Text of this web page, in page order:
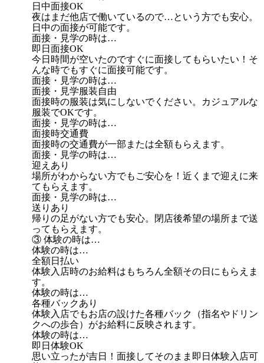
日中面接OK
夜はまだ他店で働いているので…という方でも安心。
日中の面接が可能です。
面接・見学の時は…
即日面接OK
今日時間が空いたのですぐに面接してもらいたい！そ
んな時でもすぐに面接可能です。
面接・見学の時は…
面接・見学服装自由
面接時の服装は気にしないでください。カジュアルな
服装でOKです。
面接・見学の時は…
面接時交通費
面接時の交通費が一部または全額もらえます。
面接・見学の時は…
迎えあり
場所がわからない方でもご安心を！近くまで迎えに来
てもらえます。
面接・見学の時は…
送りあり
帰りの足がない方でも安心。閉店後希望の場所まで送
ってもらえます。
③ 体験の時は…
体験の時は…
全額日払い
体験入店時のお給料はもちろん全額その日にもらえま
す。
体験の時は…
各種バックあり
体験入店でもお店の設けた各種バック（指名やドリン
クへの歩合）がお給料に反映されます。
体験の時は…
即日体験OK
思い立ったが吉日！面接してそのまま即日体験入店可